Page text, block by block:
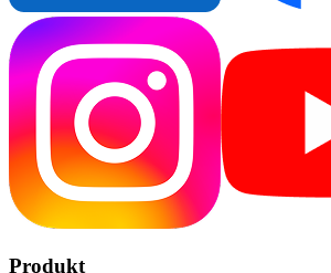
Produkt